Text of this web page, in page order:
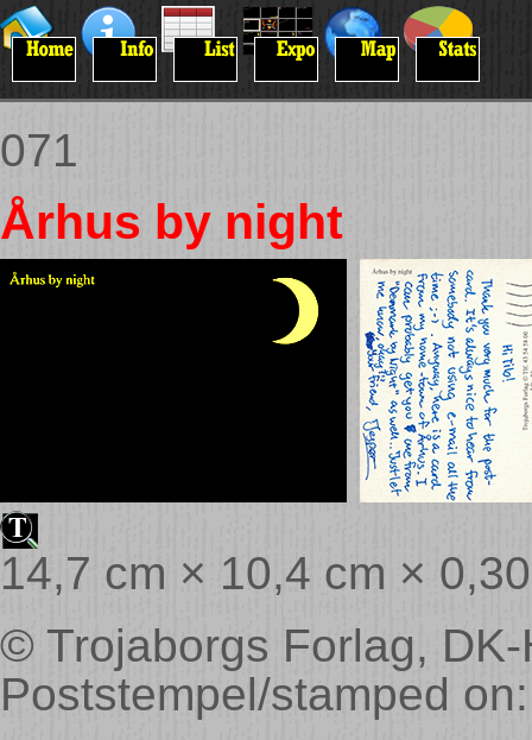
071
Århus by night
14,7 cm × 10,4 cm ×
© Trojaborgs Forlag,
Poststempel/stamped